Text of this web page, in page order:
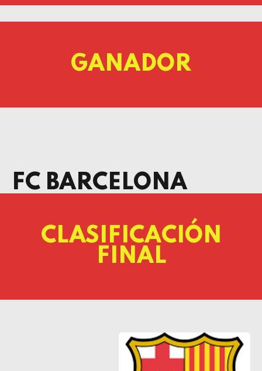
7
9
GANADOR
FC BARCELONA
CLASIFICACIÓN
FINAL